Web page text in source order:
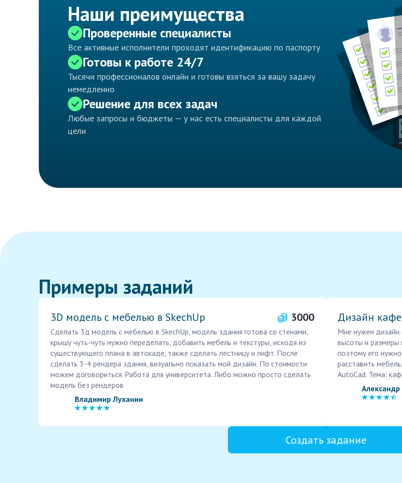
Наши преимущества
Проверенные специалисты
Все активные исполнители проходят идентификацию по паспорту
Готовы к работе 24/7
Тысячи профессионалов онлайн и готовы взяться за вашу задачу
немедленно
Решение для всех задач
Любые запросы и бюджеты — у нас есть специалисты для каждой
цели
Примеры заданий
3D модель с мебелью в SkechUp 3000
Сделать 3д модель с мебелью в SkechUp, модель здания готова со стенами,
крышу чуть-чуть нужно переделать, добавить мебель и текстуры, исходя из
существующего плана в автокаде, также сделать лестницу и лифт. После
сделать 3-4 рендера здания, визуально показать мой дизайн. По стоимости
можем договориться. Работа для университета. Либо можно просто сделать
модель без рендеров
Владимир Луханин
Дизайн
Мне нужен дизайн
высоты и размеры
поэтому его
расставить
AutoCad. Тема:
Создать задание